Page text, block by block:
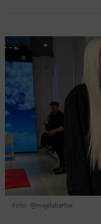
Foto: @majelabarbie